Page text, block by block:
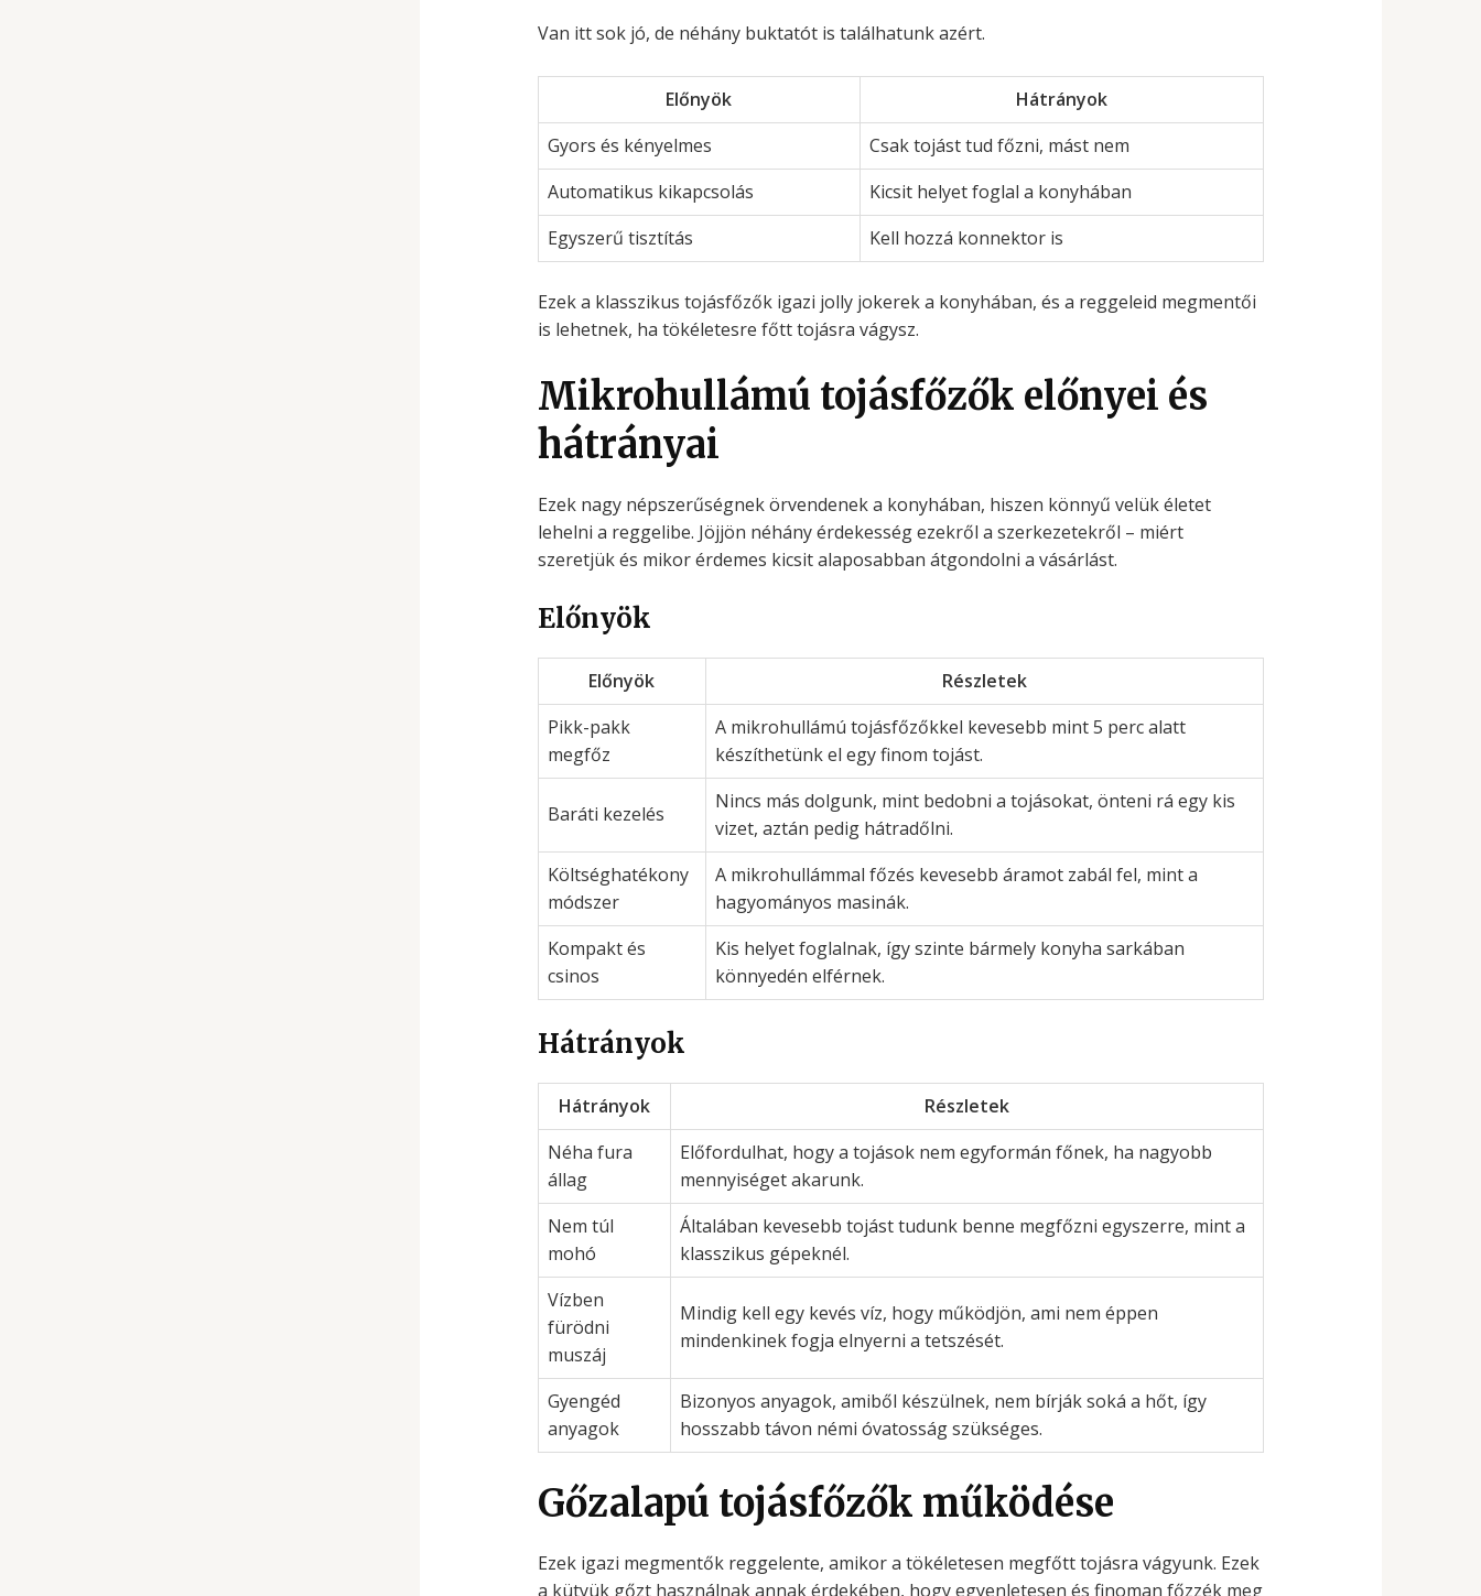
Van itt sok jó, de néhány buktatót is találhatunk azért.
Előnyök
Hátrányok
Gyors és kényelmes
Csak tojást tud főzni, mást nem
Automatikus kikapcsolás
Kicsit helyet foglal a konyhában
Egyszerű tisztítás
Kell hozzá konnektor is
Ezek a klasszikus tojásfőzők igazi jolly jokerek a konyhában, és a reggeleid megmentői
is lehetnek, ha tökéletesre főtt tojásra vágysz.
Mikrohullámú tojásfőzők előnyei és
hátrányai
Ezek nagy népszerűségnek örvendenek a konyhában, hiszen könnyű velük életet
lehelni a reggelibe. Jöjjön néhány érdekesség ezekről a szerkezetekről – miért
szeretjük és mikor érdemes kicsit alaposabban átgondolni a vásárlást.
Előnyök
Előnyök
Részletek
Pikk-pakk
megfőz
A mikrohullámú tojásfőzőkkel kevesebb mint 5 perc alatt
készíthetünk el egy finom tojást.
Baráti kezelés
Nincs más dolgunk, mint bedobni a tojásokat, önteni rá egy kis
vizet, aztán pedig hátradőlni.
Költséghatékony
módszer
A mikrohullámmal főzés kevesebb áramot zabál fel, mint a
hagyományos masinák.
Kompakt és
csinos
Kis helyet foglalnak, így szinte bármely konyha sarkában
könnyedén elférnek.
Hátrányok
Hátrányok
Részletek
Néha fura
állag
Előfordulhat, hogy a tojások nem egyformán főnek, ha nagyobb
mennyiséget akarunk.
Nem túl
mohó
Általában kevesebb tojást tudunk benne megfőzni egyszerre, mint a
klasszikus gépeknél.
Vízben
fürödni
muszáj
Mindig kell egy kevés víz, hogy működjön, ami nem éppen
mindenkinek fogja elnyerni a tetszését.
Gyengéd
anyagok
Bizonyos anyagok, amiből készülnek, nem bírják soká a hőt, így
hosszabb távon némi óvatosság szükséges.
Gőzalapú tojásfőzők működése
Ezek igazi megmentők reggelente, amikor a tökéletesen megfőtt tojásra vágyunk. Ezek
a kütyük gőzt használnak annak érdekében, hogy egyenletesen és finoman főzzék meg